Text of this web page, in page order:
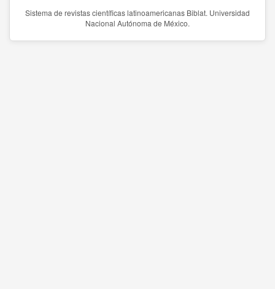
Sistema de revistas científicas latinoamericanas Biblat. Universidad
Nacional Autónoma de México.